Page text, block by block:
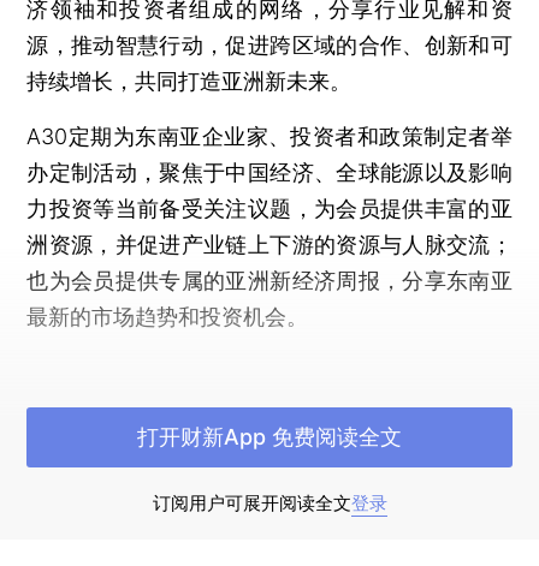
济领袖和投资者组成的网络，分享行业见解和资
源，推动智慧行动，促进跨区域的合作、创新和可
持续增长，共同打造亚洲新未来。
A30定期为东南亚企业家、投资者和政策制定者举
办定制活动，聚焦于中国经济、全球能源以及影响
力投资等当前备受关注议题，为会员提供丰富的亚
洲资源，并促进产业链上下游的资源与人脉交流；
也为会员提供专属的亚洲新经济周报，分享东南亚
最新的市场趋势和投资机会。
订阅用户可展开阅读全文登录
打开财新App 免费阅读全文